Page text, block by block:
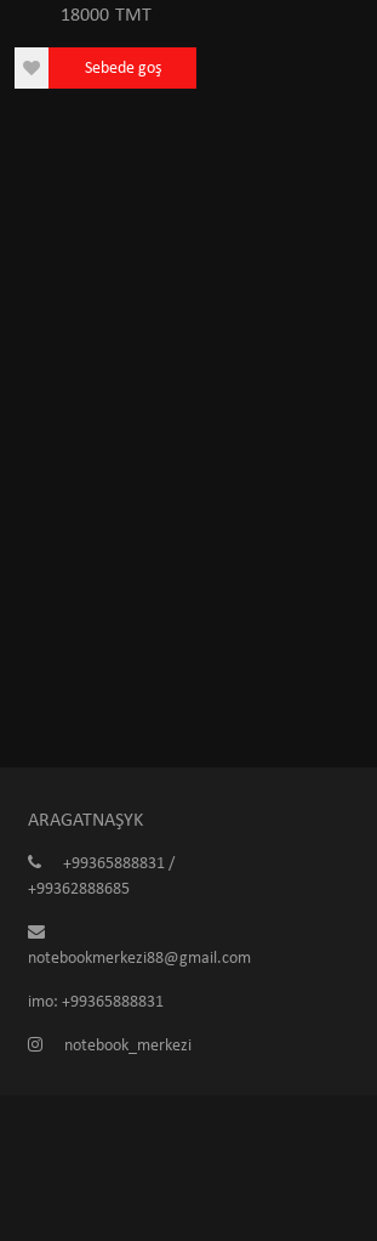
18000 TMT
Sebede goş
ARAGATNAŞYK
+99365888831 /
+99362888685
notebookmerkezi88@gmail.com
imo: +99365888831
notebook_merkezi